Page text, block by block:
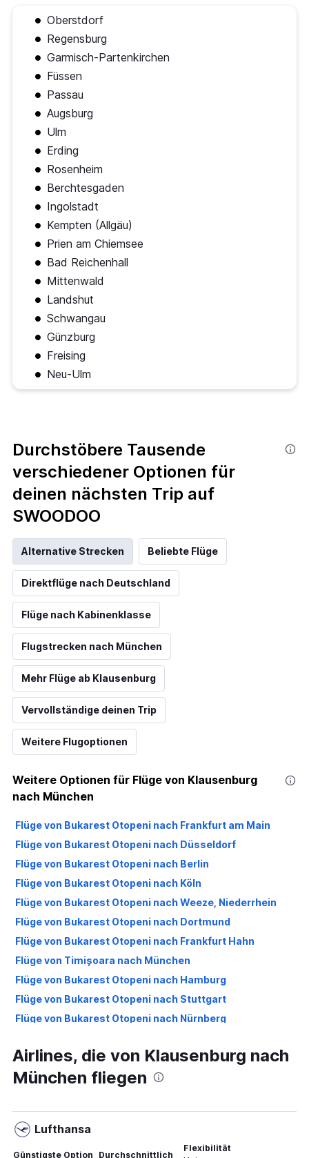
Oberstdorf
Regensburg
Garmisch-Partenkirchen
Füssen
Passau
Augsburg
Ulm
Erding
Rosenheim
Berchtesgaden
Ingolstadt
Kempten (Allgäu)
Prien am Chiemsee
Bad Reichenhall
Mittenwald
Landshut
Schwangau
Günzburg
Freising
Neu-Ulm
Durchstöbere Tausende
verschiedener Optionen für
deinen nächsten Trip auf
SWOODOO
Alternative Strecken Beliebte Flüge
Direktflüge nach Deutschland
Flüge nach Kabinenklasse
Flugstrecken nach München
Mehr Flüge ab Klausenburg
Vervollständige deinen Trip
Weitere Flugoptionen
Weitere Optionen für Flüge von Klausenburg
nach München
Flüge von Bukarest Otopeni nach Frankfurt am Main
Flüge von Bukarest Otopeni nach Düsseldorf
Flüge von Bukarest Otopeni nach Berlin
Flüge von Bukarest Otopeni nach Köln
Flüge von Bukarest Otopeni nach Weeze, Niederrhein
Flüge von Bukarest Otopeni nach Dortmund
Flüge von Bukarest Otopeni nach Frankfurt Hahn
Flüge von Timișoara nach München
Flüge von Bukarest Otopeni nach Hamburg
Flüge von Bukarest Otopeni nach Stuttgart
Flüge von Bukarest Otopeni nach Nürnberg
Flüge von Iași nach Düsseldorf
Flüge von Klausenburg nach Berlin
Flüge von Timișoara nach Frankfurt Hahn
Flüge von Bukarest Otopeni nach München
Flüge von Klausenburg nach Düsseldorf
Airlines, die von Klausenburg nach
München fliegen
Lufthansa
Günstigste Option Durchschnittlich
Flexibilität